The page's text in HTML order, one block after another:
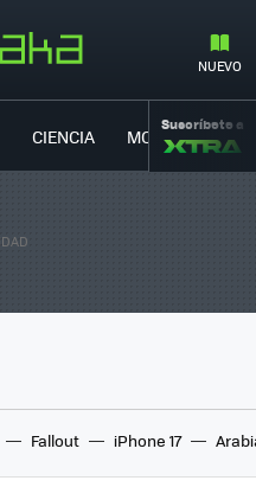
NUEVO
CIENCIA MOVILIDAD
Suscríbete a
Fallout iPhone 17